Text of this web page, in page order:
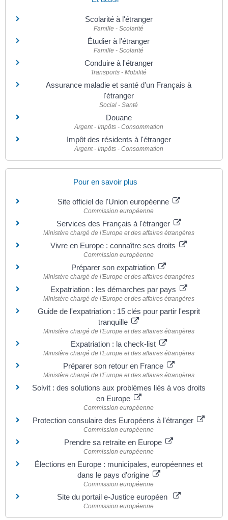
Scolarité à l'étranger
Famille - Scolarité
Étudier à l'étranger
Famille - Scolarité
Conduire à l'étranger
Transports - Mobilité
Assurance maladie et santé d'un Français à
l'étranger
Social - Santé
Douane
Argent - Impôts - Consommation
Impôt des résidents à l'étranger
Argent - Impôts - Consommation
Pour en savoir plus
Site officiel de l'Union européenne
Commission européenne
Services des Français à l'étranger
Ministère chargé de l'Europe et des affaires étrangères
Vivre en Europe : connaître ses droits
Commission européenne
Préparer son expatriation
Ministère chargé de l'Europe et des affaires étrangères
Expatriation : les démarches par pays
Ministère chargé de l'Europe et des affaires étrangères
Guide de l'expatriation : 15 clés pour partir l'esprit
tranquille
Ministère chargé de l'Europe et des affaires étrangères
Expatriation : la check-list
Ministère chargé de l'Europe et des affaires étrangères
Préparer son retour en France
Ministère chargé de l'Europe et des affaires étrangères
Solvit : des solutions aux problèmes liés à vos droits
en Europe
Commission européenne
Protection consulaire des Européens à l'étranger
Commission européenne
Prendre sa retraite en Europe
Commission européenne
Élections en Europe : municipales, européennes et
dans le pays d'origine
Commission européenne
Site du portail e-Justice européen
Commission européenne